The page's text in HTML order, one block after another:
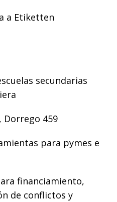
a Etiketten
secundarias
Dorrego 459
para pymes e
financiamiento,
de conflictos y